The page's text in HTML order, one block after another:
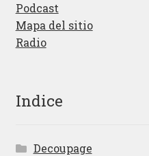
Podcast
Mapa del sitio
Radio
Indice
Decoupage